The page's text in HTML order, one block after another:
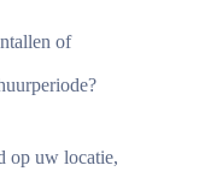
of
op uw locatie,